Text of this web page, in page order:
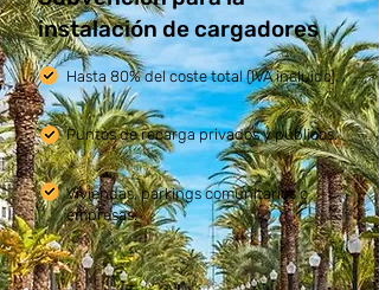
instalación de cargadores
Hasta 80% del coste total (IVA incluido).
Puntos de recarga privados y públicos.
Viviendas, parkings comunitarios o
empresas.